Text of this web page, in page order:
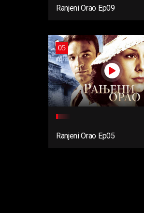
Ranjeni Orao Ep09
05
Ranjeni Orao Ep05